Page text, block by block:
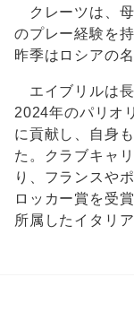
クレーツは、母
のプレー経験を
昨季はロシアの
エイブリルは長
2024年のパリオ
に貢献し、自身
た。クラブキャ
り、フランスや
ロッカー賞を受
所属したイタリ